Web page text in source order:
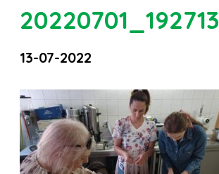
20220701_192713
13-07-2022